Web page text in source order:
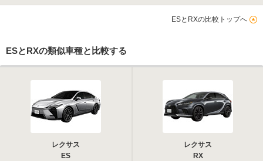
ESとRXの比較トップへ
ESとRXの類似車種と比較する
レクサス
ES
レクサス
RX